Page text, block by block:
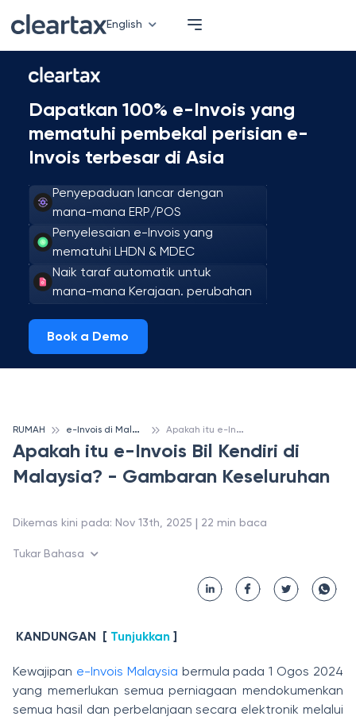
English
Dapatkan 100% e-Invois yang
mematuhi pembekal perisian e-
Invois terbesar di Asia
Penyepaduan lancar dengan
mana-mana ERP/POS
Penyelesaian e-Invois yang
mematuhi LHDN & MDEC
Naik taraf automatik untuk
mana-mana Kerajaan. perubahan
Book a Demo
RUMAH e
-Invois di Malaysia A
pakah itu e-Invois Bil Kendiri di Malaysia? - Gambaran Keseluruhan
Apakah itu e-Invois Bil Kendiri di
Malaysia? - Gambaran Keseluruhan
Dikemas kini pada: Nov 13th, 2025 | 22 min baca
Tukar Bahasa
KANDUNGAN [ Tunjukkan ]
Kewajipan e-Invois Malaysia bermula pada 1 Ogos 2024
yang memerlukan semua perniagaan mendokumenkan
semua hasil dan perbelanjaan secara elektronik melalui